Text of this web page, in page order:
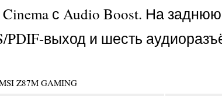
с Audio Boost. На
PDIF-выход и шесть
Z87M GAMING